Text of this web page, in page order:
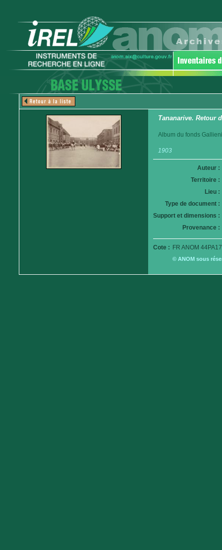
Tananarive. Retour
Album du fonds
1903
Auteur :
Territoire :
Lieu :
Type de document :
Support et dimensions :
Provenance :
Cote : FR ANOM
© ANOM sous